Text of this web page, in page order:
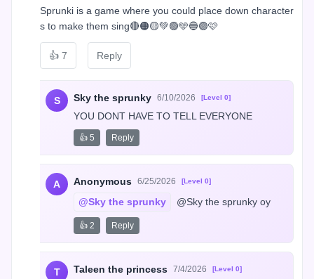
Sprunki is a game where you could place down character
s to make them sing🔴🟠🟡💚🟢🩵🔵🟣🩷
👍 7 Reply
S Sky the sprunky 6/10/2026 [Level 0]
YOU DONT HAVE TO TELL EVERYONE
👍 5 Reply
A Anonymous 6/25/2026 [Level 0]
@Sky the sprunky @Sky the sprunky oy
👍 2 Reply
T Taleen the princess 7/4/2026 [Level 0]